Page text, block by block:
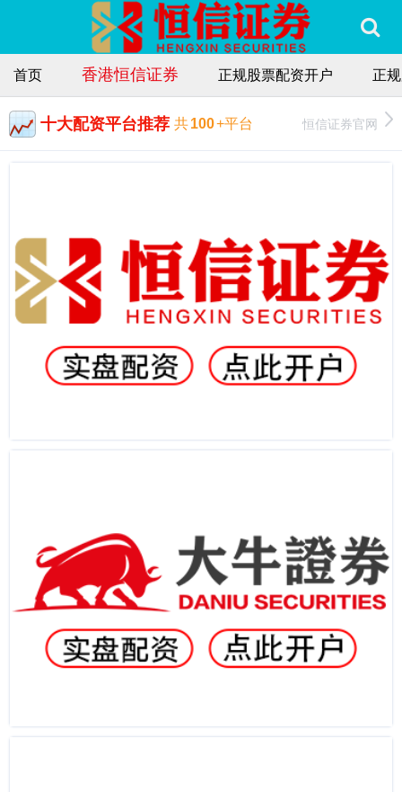
首页 香港恒信证券 正规股票配资开户 正
十大配资平台推荐 共100+平台 恒信证券官网